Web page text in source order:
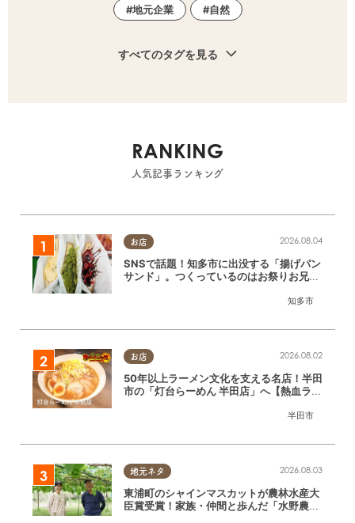
地元企業 自然
すべてのタグを見る
RANKING
人気記事ランキング
お店
知多市
2026.08.04
SNSで話題！知多市に出没する「揚げパン
サンド」。つくっているのはお祭りお兄さ
お店
半田市
2026.08.02
50年以上ラーメン文化を支える名店！半田
市の「灯台らーめん 半田店」へ【熱血ラー
地元ネタ 2026.08.03
東浦町のシャインマスカットが農林水産大
臣賞受賞！家族・仲間と歩んだ「水野農